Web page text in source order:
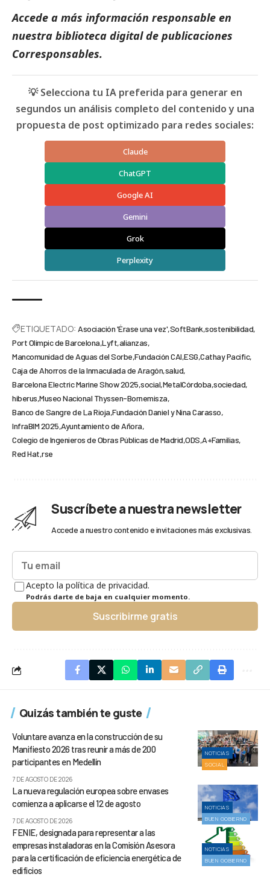
Accede a más información responsable en
nuestra biblioteca digital de publicaciones
Corresponsables.
💡 Selecciona tu IA preferida para generar en
segundos un análisis completo del contenido y una
propuesta de post optimizado para redes sociales:
Claude
ChatGPT
Google AI
Gemini
Grok
Perplexity
ETIQUETADO: Asociación 'Érase una vez' SoftBank sostenibilidad
Port Olímpic de Barcelona Lyft alianzas
Mancomunidad de Aguas del Sorbe Fundación CAI ESG Cathay Pacific
Caja de Ahorros de la Inmaculada de Aragón salud
Barcelona Electric Marine Show 2025 social MetalCórdoba sociedad
hiberus Museo Nacional Thyssen-Bornemisza
Banco de Sangre de La Rioja Fundación Daniel y Nina Carasso
InfraBIM 2025 Ayuntamiento de Añora
Colegio de Ingenieros de Obras Públicas de Madrid ODS A+Familias
Red Hat rse
Suscríbete a nuestra newsletter
Accede a nuestro contenido e invitaciones más exclusivas.
Acepto la política de privacidad.
Podrás darte de baja en cualquier momento.
Suscribirme gratis
Quizás también te guste
NOTICIAS
SOCIAL
Voluntare avanza en la construcción de su
Manifiesto 2026 tras reunir a más de 200
participantes en Medellín
7 DE AGOSTO DE 2026
NOTICIAS
BUEN GOBIERNO
La nueva regulación europea sobre envases
comienza a aplicarse el 12 de agosto
7 DE AGOSTO DE 2026
NOTICIAS
BUEN GOBIERNO
FENIE, designada para representar a las
empresas instaladoras en la Comisión Asesora
para la certificación de eficiencia energética de
edificios